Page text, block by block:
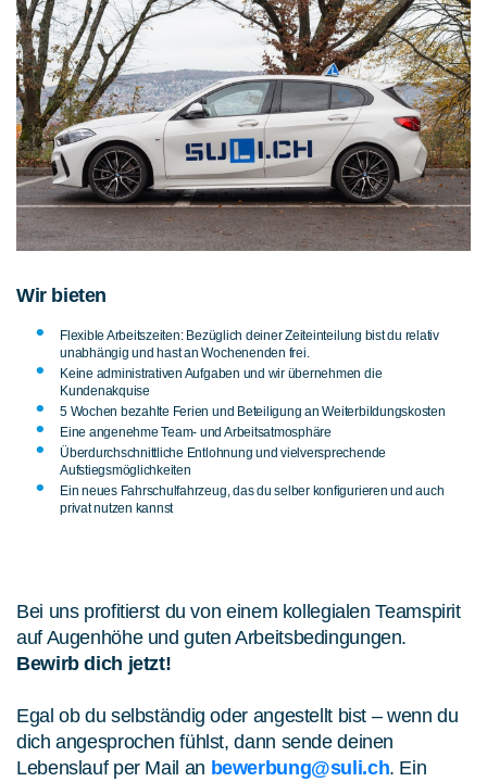
Wir bieten
Flexible Arbeitszeiten: Bezüglich deiner Zeiteinteilung bist du relativ
unabhängig und hast an Wochenenden frei.
Keine administrativen Aufgaben und wir übernehmen die
Kundenakquise
5 Wochen bezahlte Ferien und Beteiligung an Weiterbildungskosten
Eine angenehme Team- und Arbeitsatmosphäre
Überdurchschnittliche Entlohnung und vielversprechende
Aufstiegsmöglichkeiten
Ein neues Fahrschulfahrzeug, das du selber konfigurieren und auch
privat nutzen kannst
Bei uns profitierst du von einem kollegialen Teamspirit
auf Augenhöhe und guten Arbeitsbedingungen.
Bewirbdich jetzt!
Egal ob du selbständig oder angestellt bist – wenn du
dich angesprochen fühlst, dann sende deinen
Lebenslauf per Mail an bewerbung@suli.ch. Ein